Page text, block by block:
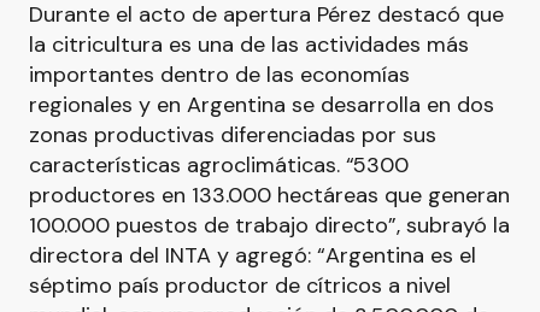
Durante el acto de apertura Pérez destacó que
la citricultura es una de las actividades más
importantes dentro de las economías
regionales y en Argentina se desarrolla en dos
zonas productivas diferenciadas por sus
características agroclimáticas. “5300
productores en 133.000 hectáreas que generan
100.000 puestos de trabajo directo”, subrayó la
directora del INTA y agregó: “Argentina es el
séptimo país productor de cítricos a nivel